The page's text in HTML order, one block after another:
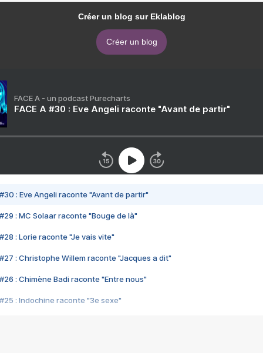
Créer un blog sur Eklablog
Créer un blog
FACE A - un podcast Purecharts
FACE A #30 : Eve Angeli raconte "Avant de partir"
#30 : Eve Angeli raconte "Avant de partir"
#29 : MC Solaar raconte "Bouge de là"
#28 : Lorie raconte "Je vais vite"
#27 : Christophe Willem raconte "Jacques a dit"
#26 : Chimène Badi raconte "Entre nous"
#25 : Indochine raconte "3e sexe"